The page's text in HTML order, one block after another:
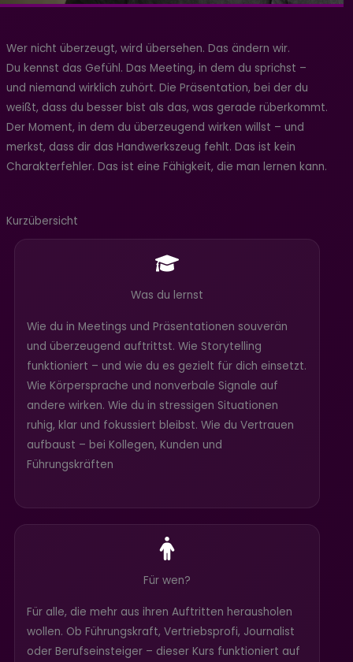
Wer nicht überzeugt, wird übersehen. Das ändern wir.
Du kennst das Gefühl. Das Meeting, in dem du sprichst –
und niemand wirklich zuhört. Die Präsentation, bei der du
weißt, dass du besser bist als das, was gerade rüberkommt.
Der Moment, in dem du überzeugend wirken willst – und
merkst, dass dir das Handwerkszeug fehlt. Das ist kein
Charakterfehler. Das ist eine Fähigkeit, die man lernen kann.
Kurzübersicht
Was du lernst
Wie du in Meetings und Präsentationen souverän
und überzeugend auftrittst. Wie Storytelling
funktioniert – und wie du es gezielt für dich einsetzt.
Wie Körpersprache und nonverbale Signale auf
andere wirken. Wie du in stressigen Situationen
ruhig, klar und fokussiert bleibst. Wie du Vertrauen
aufbaust – bei Kollegen, Kunden und
Führungskräften
Für wen?
Für alle, die mehr aus ihren Auftritten herausholen
wollen. Ob Führungskraft, Vertriebsprofi, Journalist
oder Berufseinsteiger – dieser Kurs funktioniert auf